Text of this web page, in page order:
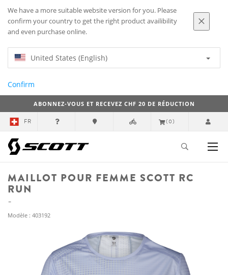
We have a more suitable website version for you. Please
confirm your country to get the right product availibility
and even purchase online.
United States (English)
Confirm
ABONNEZ-VOUS ET RECEVEZ CHF 20 DE RÉDUCTION
FR (0)
MAILLOT POUR FEMME SCOTT RC
RUN
Modèle : 403192